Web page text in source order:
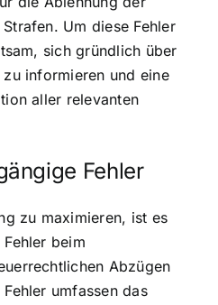
Um diese Fehler
sich gründlich über
informieren und eine
aller relevanten
Fehler
zu maximieren, ist es
beim
Abzügen
umfassen das